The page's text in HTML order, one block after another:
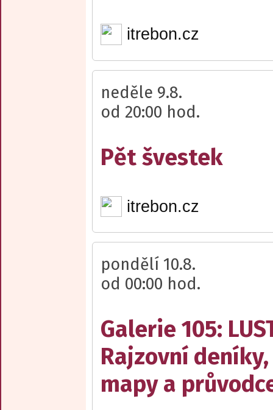
itrebon.cz
neděle 9.8.
od 20:00 hod.
Pět švestek
itrebon.cz
pondělí 10.8.
od 00:00 hod.
Galerie 105:
Rajzovní deníky,
mapy a